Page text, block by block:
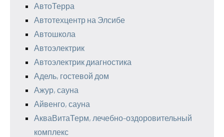
АвтоТерра
Автотехцентр на Элсибе
Автошкола
Автоэлектрик
Автоэлектрик диагностика
Адель, гостевой дом
Ажур, сауна
Айвенго, сауна
АкваВитаТерм, лечебно-оздоровительный
комплекс